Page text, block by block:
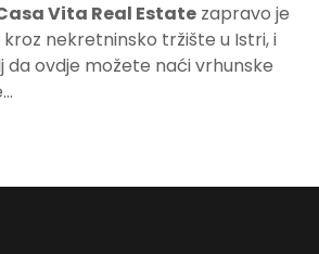
Vita Real Estate zapravo je
nekretninsko tržište u Istri, i
ovdje možete naći vrhunske